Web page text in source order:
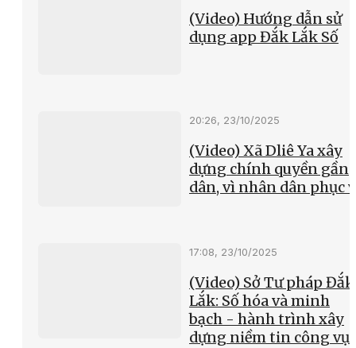
(Video) Hướng dẫn sử
dụng app Đắk Lắk Số
20:26, 23/10/2025
(Video) Xã Dliê Ya xây
dựng chính quyền gần
dân, vì nhân dân phục
17:08, 23/10/2025
(Video) Sở Tư pháp Đắk
Lắk: Số hóa và minh
bạch - hành trình xây
dựng niềm tin công vụ